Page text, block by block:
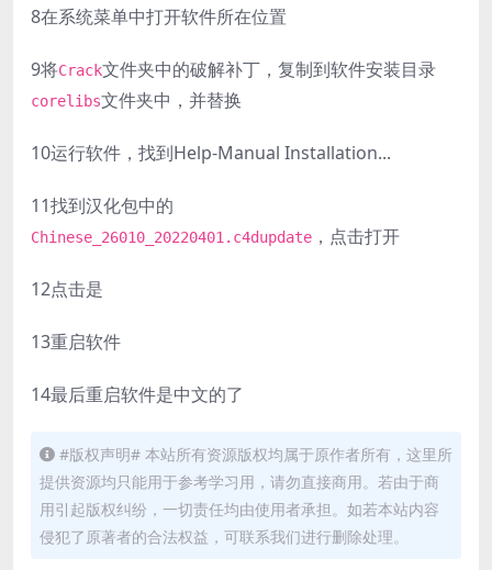
8在系统菜单中打开软件所在位置
9将Crack文件夹中的破解补丁，复制到软件安装目录
corelibs文件夹中，并替换
10运行软件，找到Help-Manual Installation...
11找到汉化包中的
Chinese_26010_20220401.c4dupdate ，点击打开
12点击是
13重启软件
14最后重启软件是中文的了
#版权声明# 本站所有资源版权均属于原作者所有，这里所
提供资源均只能用于参考学习用，请勿直接商用。若由于商
用引起版权纠纷，一切责任均由使用者承担。如若本站内容
侵犯了原著者的合法权益，可联系我们进行删除处理。